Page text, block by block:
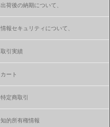
出荷後の納期について、
情報セキュリティについて、
取引実績
カート
特定商取引
知的所有権情報